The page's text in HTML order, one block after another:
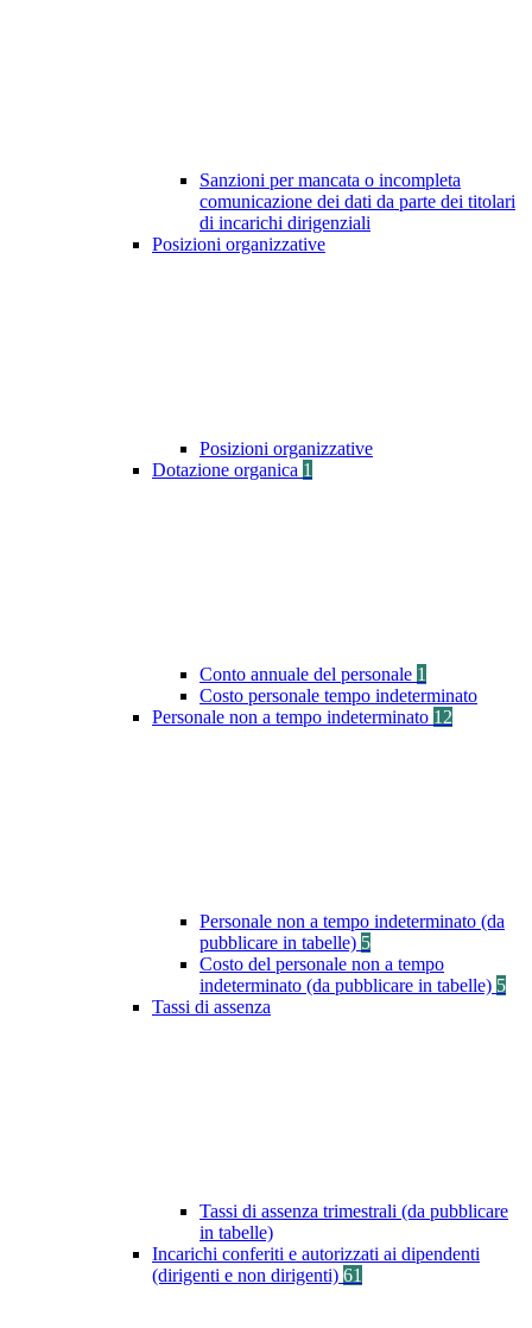
Sanzioni per mancata o incompleta
comunicazione dei dati da parte dei titolari
di incarichi dirigenziali
Posizioni organizzative
Posizioni organizzative
Dotazione organica 1
Conto annuale del personale 1
Costo personale tempo indeterminato
Personale non a tempo indeterminato 12
Personale non a tempo indeterminato (da
pubblicare in tabelle) 5
Costo del personale non a tempo
indeterminato (da pubblicare in tabelle) 5
Tassi di assenza
Tassi di assenza trimestrali (da pubblicare
in tabelle)
Incarichi conferiti e autorizzati ai dipendenti
(dirigenti e non dirigenti) 61